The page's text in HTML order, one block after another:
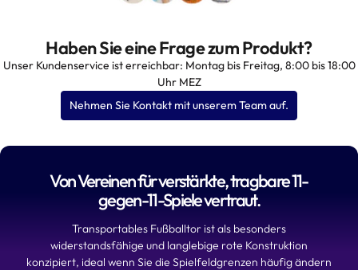
Haben Sie eine Frage zum Produkt?
Unser Kundenservice ist erreichbar: Montag bis Freitag, 8:00 bis 18:00
Uhr MEZ
Nehmen Sie Kontakt mit unserem Team auf.
Von Vereinen für verstärkte, tragbare 11-
gegen-11-Spiele vertraut.
Transportables Fußballtor ist als besonders
widerstandsfähige und langlebige rote Konstruktion
konzipiert, ideal wenn Sie die Spielfeldgrenzen häufig ändern